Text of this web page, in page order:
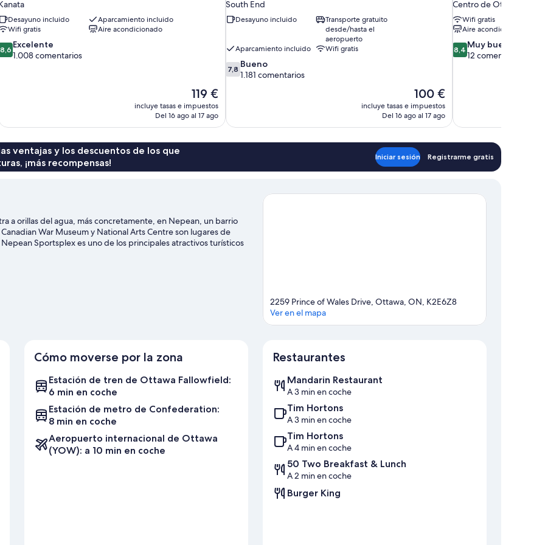
Desayuno incluido
Aparcamiento incluido
Wifi gratis
Aire acondicionado
8,6 Excelente
1.008 comentarios
El
precio
actual
119 €
119 €
incluye tasas e impuestos
Del 16 ago al 17 ago
South End
Desayuno incluido
Transporte gratuito
desde/hasta el
aeropuerto
Aparcamiento incluido
Wifi gratis
7.8
sobre
7,8 Bueno
1.181 comentarios
El
precio
actual
100 €
100 €
incluye tasas e impuestos
Del 16 ago al 17 ago
Centro de Ottawa
Wifi gratis
Aire acondicionado
8.4
sobre
8,4Muy bueno
12 comentarios
ventajas y los descuentos de los que
¡más recompensas!
Iniciar sesión Registrarme gratis
a orillas del agua, más concretamente, en Nepean, un barrio
War Museum y National Arts Centre son lugares de
Sportsplex es uno de los principales atractivos turísticos
consultar el calendario de Estadio TD Place o Estadio
2259 Prince of Wales Drive, Ottawa, ON, K2E6Z8
Ver en el mapa
Cómo moverse por la zona
Estación de tren de Ottawa Fallowfield:
6 min en coche
Estación de metro de Confederation:
8 min en coche
Aeropuerto internacional de Ottawa
(YOW): a 10 min en coche
Restaurantes
Mandarin Restaurant
A 3 min en coche
Tim Hortons
A 3 min en coche
Tim Hortons
A 4 min en coche
50 Two Breakfast & Lunch
A 2 min en coche
Burger King